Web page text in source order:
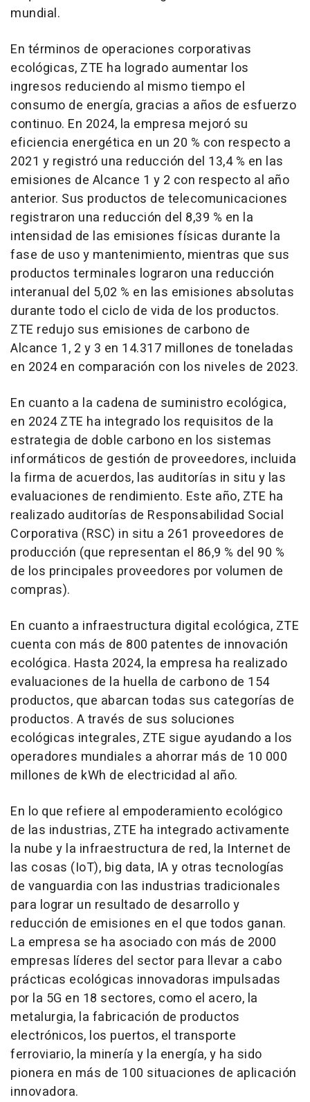
mundial.
En términos de operaciones corporativas
ecológicas, ZTE ha logrado aumentar los
ingresos reduciendo al mismo tiempo el
consumo de energía, gracias a años de esfuerzo
continuo. En 2024, la empresa mejoró su
eficiencia energética en un 20 % con respecto a
2021 y registró una reducción del 13,4 % en las
emisiones de Alcance 1 y 2 con respecto al año
anterior. Sus productos de telecomunicaciones
registraron una reducción del 8,39 % en la
intensidad de las emisiones físicas durante la
fase de uso y mantenimiento, mientras que sus
productos terminales lograron una reducción
interanual del 5,02 % en las emisiones absolutas
durante todo el ciclo de vida de los productos.
ZTE redujo sus emisiones de carbono de
Alcance 1, 2 y 3 en 14.317 millones de toneladas
en 2024 en comparación con los niveles de 2023.
En cuanto a la cadena de suministro ecológica,
en 2024 ZTE ha integrado los requisitos de la
estrategia de doble carbono en los sistemas
informáticos de gestión de proveedores, incluida
la firma de acuerdos, las auditorías in situ y las
evaluaciones de rendimiento. Este año, ZTE ha
realizado auditorías de Responsabilidad Social
Corporativa (RSC) in situ a 261 proveedores de
producción (que representan el 86,9 % del 90 %
de los principales proveedores por volumen de
compras).
En cuanto a infraestructura digital ecológica, ZTE
cuenta con más de 800 patentes de innovación
ecológica. Hasta 2024, la empresa ha realizado
evaluaciones de la huella de carbono de 154
productos, que abarcan todas sus categorías de
productos. A través de sus soluciones
ecológicas integrales, ZTE sigue ayudando a los
operadores mundiales a ahorrar más de 10 000
millones de kWh de electricidad al año.
En lo que refiere al empoderamiento ecológico
de las industrias, ZTE ha integrado activamente
la nube y la infraestructura de red, la Internet de
las cosas (IoT), big data, IA y otras tecnologías
de vanguardia con las industrias tradicionales
para lograr un resultado de desarrollo y
reducción de emisiones en el que todos ganan.
La empresa se ha asociado con más de 2000
empresas líderes del sector para llevar a cabo
prácticas ecológicas innovadoras impulsadas
por la 5G en 18 sectores, como el acero, la
metalurgia, la fabricación de productos
electrónicos, los puertos, el transporte
ferroviario, la minería y la energía, y ha sido
pionera en más de 100 situaciones de aplicación
innovadora.